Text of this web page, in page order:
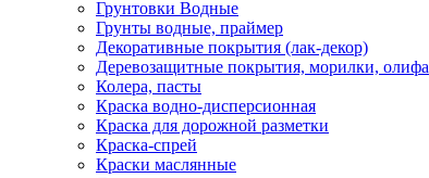
Грунтовки Водные
Грунты водные, праймер
Декоративные покрытия (лак-декор)
Деревозащитные покрытия, морилки, олифа
Колера, пасты
Краска водно-дисперсионная
Краска для дорожной разметки
Краска-спрей
Краски маслянные